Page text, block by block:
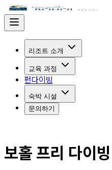
리조트 소개
교육 과정
펀다이빙
숙박 시설
문의하기
보홀 프리 다이